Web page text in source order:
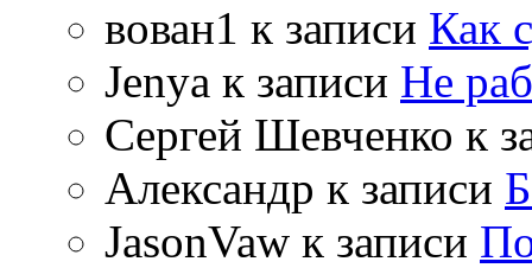
вован1 к записи Как
Jenya к записи Не
Сергей Шевченко к
Александр к записи
JasonVaw к записи